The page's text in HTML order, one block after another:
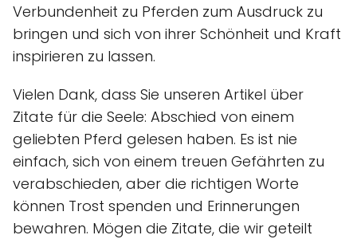
Verbundenheit zu Pferden zum Ausdruck zu
bringen und sich von ihrer Schönheit und Kraft
inspirieren zu lassen.
Vielen Dank, dass Sie unseren Artikel über
Zitate für die Seele: Abschied von einem
geliebten Pferd gelesen haben. Es ist nie
einfach, sich von einem treuen Gefährten zu
verabschieden, aber die richtigen Worte
können Trost spenden und Erinnerungen
bewahren. Mögen die Zitate, die wir geteilt